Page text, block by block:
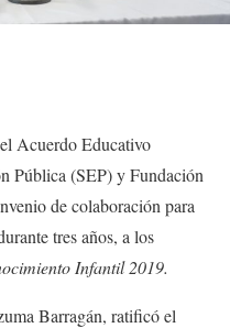
Acuerdo Educativo
Pública (SEP) y Fundación
de colaboración para
tres años, a los
Infantil 2019.
Barragán, ratificó el